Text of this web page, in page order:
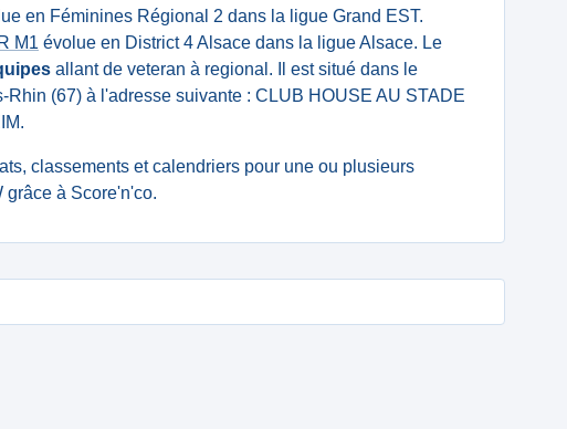
en Féminines Régional 2 dans la ligue Grand EST.
M1 évolue en District 4 Alsace dans la ligue Alsace. Le
allant de veteran à regional. Il est situé dans le
Rhin (67) à l'adresse suivante : CLUB HOUSE AU STADE
classements et calendriers pour une ou plusieurs
grâce à Score'n'co.